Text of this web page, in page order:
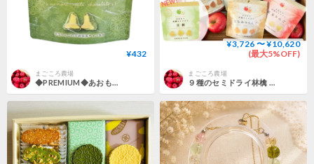
¥432
まごころ農場
◆PREMIUM◆あおもり林檎ショコラ 宇治抹茶チョコ包み
¥3,726 〜 ¥10,620
(最大5%OFF)
まごころ農場
９種のセミドライ林檎 食べ比べセット